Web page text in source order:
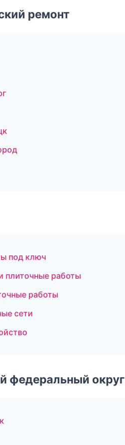
ремонт
под ключ
плиточные работы
работы
сети
федеральный округ